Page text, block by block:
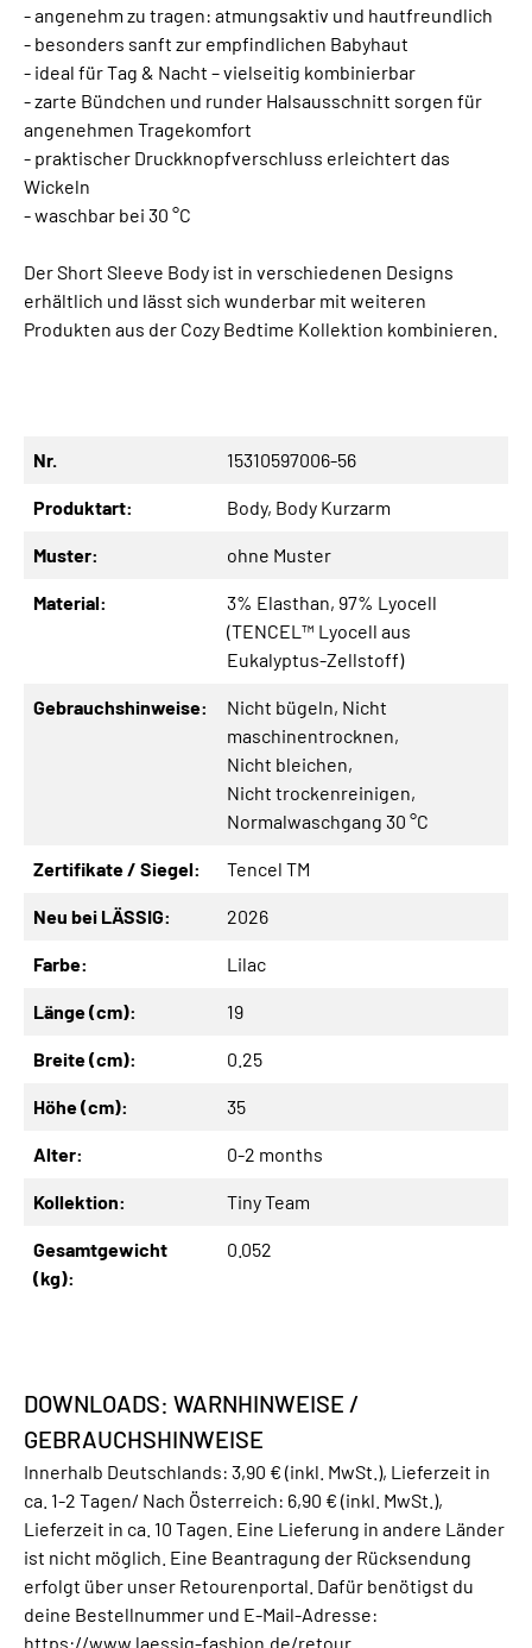
- angenehm zu tragen: atmungsaktiv und hautfreundlich
- besonders sanft zur empfindlichen Babyhaut
- ideal für Tag & Nacht – vielseitig kombinierbar
- zarte Bündchen und runder Halsausschnitt sorgen für
angenehmen Tragekomfort
- praktischer Druckknopfverschluss erleichtert das
Wickeln
- waschbar bei 30 °C
Der Short Sleeve Body ist in verschiedenen Designs
erhältlich und lässt sich wunderbar mit weiteren
Produkten aus der Cozy Bedtime Kollektion kombinieren.
Nr. 15310597006-56
Produktart: Body, Body Kurzarm
Muster: ohne Muster
Material: 3% Elasthan, 97% Lyocell
(TENCEL™ Lyocell aus
Eukalyptus-Zellstoff)
Gebrauchshinweise: Nicht bügeln, Nicht
maschinentrocknen,
Nicht bleichen,
Nicht trockenreinigen,
Normalwaschgang 30 °C
Zertifikate / Siegel: Tencel TM
Neu bei LÄSSIG: 2026
Farbe: Lilac
Länge (cm): 19
Breite (cm): 0.25
Höhe (cm): 35
Alter: 0-2 months
Kollektion: Tiny Team
Gesamtgewicht
(kg):
0.052
DOWNLOADS: WARNHINWEISE /
GEBRAUCHSHINWEISE
Innerhalb Deutschlands: 3,90 € (inkl. MwSt.), Lieferzeit in
ca. 1-2 Tagen/ Nach Österreich: 6,90 € (inkl. MwSt.),
Lieferzeit in ca. 10 Tagen. Eine Lieferung in andere Länder
ist nicht möglich. Eine Beantragung der Rücksendung
erfolgt über unser Retourenportal. Dafür benötigst du
deine Bestellnummer und E-Mail-Adresse:
https://www.laessig-fashion.de/retour